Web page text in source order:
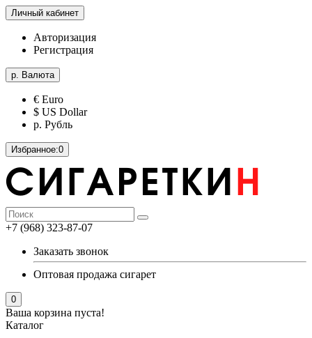
Личный кабинет
Авторизация
Регистрация
р. Валюта
€ Euro
$ US Dollar
р. Рубль
Избранное:0
+7 (968) 323-87-07
Заказать звонок
Оптовая продажа сигарет
0
Ваша корзина пуста!
Каталог